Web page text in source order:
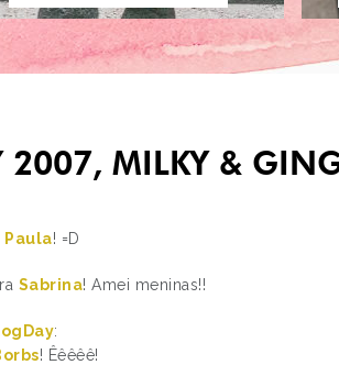
2007, MILKY &
Paula! =D
Sabrina! Amei meninas!!
:
! Êêêêê!